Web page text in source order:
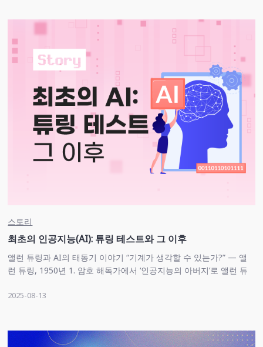
스토리
최초의 인공지능(AI): 튜링 테스트와 그 이후
앨런 튜링과 AI의 태동기 이야기 “기계가 생각할 수 있는가?” — 앨
런 튜링, 1950년 1. 암호 해독가에서 ‘인공지능의 아버지’로 앨런 튜
제2차 세계대전 당시, …
2025-08-13